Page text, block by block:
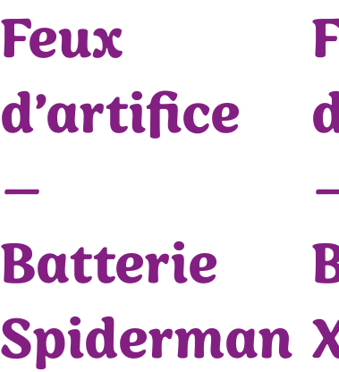
Feux
d’artifice
–
Batterie
Spiderman